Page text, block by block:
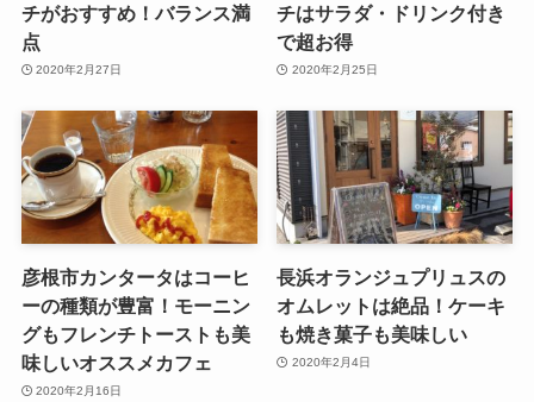
チがおすすめ！バランス満
点
2020年2月27日
チはサラダ・ドリンク付き
で超お得
2020年2月25日
彦根市カンタータはコーヒ
ーの種類が豊富！モーニン
グもフレンチトーストも美
味しいオススメカフェ
2020年2月16日
長浜オランジュプリュスの
オムレットは絶品！ケーキ
も焼き菓子も美味しい
2020年2月4日